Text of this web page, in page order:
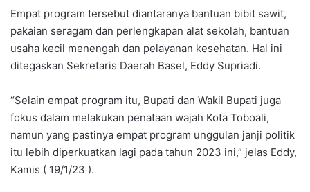
Empat program tersebut diantaranya bantuan bibit sawit,
pakaian seragam dan perlengkapan alat sekolah, bantuan
usaha kecil menengah dan pelayanan kesehatan. Hal ini
ditegaskan Sekretaris Daerah Basel, Eddy Supriadi.
“Selain empat program itu, Bupati dan Wakil Bupati juga
fokus dalam melakukan penataan wajah Kota Toboali,
namun yang pastinya empat program unggulan janji politik
itu lebih diperkuatkan lagi pada tahun 2023 ini,” jelas Eddy,
Kamis ( 19/1/23 ).